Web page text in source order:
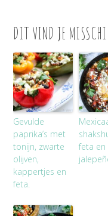
DIT VIND JE
Gevulde
paprika’s met
tonijn, zwarte
olijven,
kappertjes en
feta.
feta en